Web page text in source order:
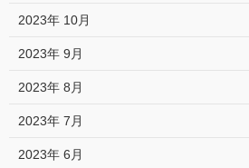
2023年 10月
2023年 9月
2023年 8月
2023年 7月
2023年 6月